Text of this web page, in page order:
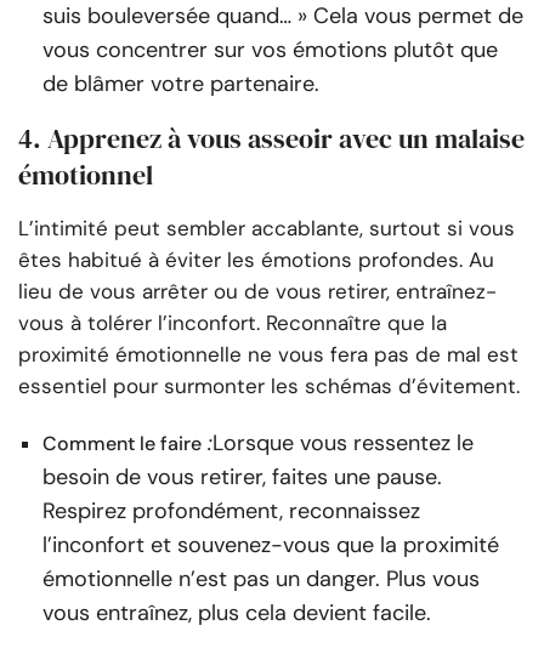
suis bouleversée quand… » Cela vous permet de
vous concentrer sur vos émotions plutôt que
de blâmer votre partenaire.
4. Apprenez à vous asseoir avec un malaise
émotionnel
L’intimité peut sembler accablante, surtout si vous
êtes habitué à éviter les émotions profondes. Au
lieu de vous arrêter ou de vous retirer, entraînez-
vous à tolérer l’inconfort. Reconnaître que la
proximité émotionnelle ne vous fera pas de mal est
essentiel pour surmonter les schémas d’évitement.
Comment le faire :Lorsque vous ressentez le
besoin de vous retirer, faites une pause.
Respirez profondément, reconnaissez
l’inconfort et souvenez-vous que la proximité
émotionnelle n’est pas un danger. Plus vous
vous entraînez, plus cela devient facile.